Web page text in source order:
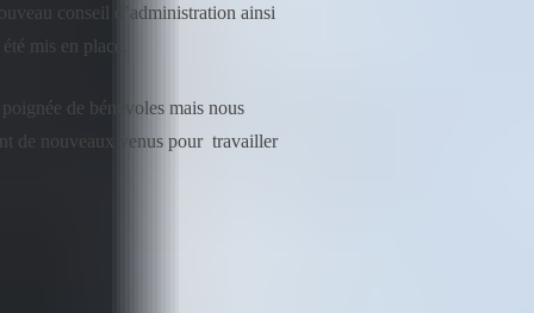
conseil d’administration ainsi
mis en place.
de bénévoles mais nous
de nouveaux venus pour travailler